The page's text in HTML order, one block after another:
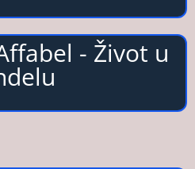
- Život u